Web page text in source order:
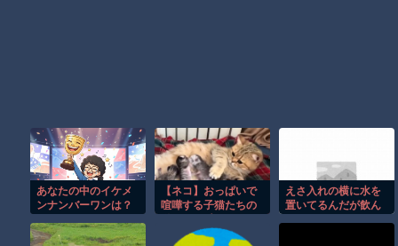
あなたの中のイケメ
ンナンバーワンは？
【ネコ】おっぱいで
喧嘩する子猫たちの
えさ入れの横に水を
置いてるんだが飲ん